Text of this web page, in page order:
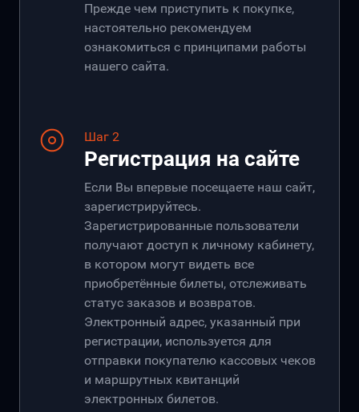
Прежде чем приступить к покупке,
настоятельно рекомендуем
ознакомиться с принципами работы
нашего сайта.
Шаг 2
Регистрация на сайте
Если Вы впервые посещаете наш сайт,
зарегистрируйтесь.
Зарегистрированные пользователи
получают доступ к личному кабинету,
в котором могут видеть все
приобретённые билеты, отслеживать
статус заказов и возвратов.
Электронный адрес, указанный при
регистрации, используется для
отправки покупателю кассовых чеков
и маршрутных квитанций
электронных билетов.